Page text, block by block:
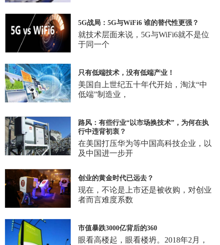
5G战局：5G与WiFi6 谁的替代性更强？
就技术层面来说，5G与WiFi6就不是位
于同一个
只有低端技术，没有低端产业！
美国自上世纪五十年代开始，淘汰“中
低端”制造业，
路风：有些行业“以市场换技术”，为何在执
行中违背初衷？
在美国打压华为等中国高科技企业，以
及中国进一步开
创业的黄金时代已远去？
现在，不论是上市还是被收购，对创业
者而言难度系数
市值暴跌3000亿背后的360
眼看高楼起，眼看楼坍。2018年2月，